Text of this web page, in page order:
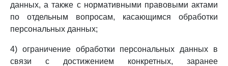
данных, а также с нормативными правовыми актами
по отдельным вопросам, касающимся обработки
персональных данных;
4) ограничение обработки персональных данных в
связи с достижением конкретных, заранее